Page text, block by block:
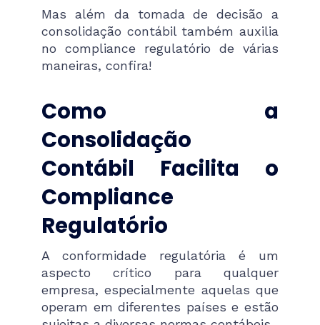
Mas além da tomada de decisão a
consolidação contábil também auxilia
no compliance regulatório de várias
maneiras, confira!
Como a
Consolidação
Contábil Facilita o
Compliance
Regulatório
A conformidade regulatória é um
aspecto crítico para qualquer
empresa, especialmente aquelas que
operam em diferentes países e estão